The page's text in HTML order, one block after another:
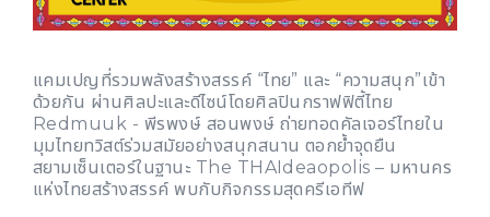
แคมเปญที่รวมพลังสร้างสรรค์ “ไทย” และ “ความสนุก”เข้า
ด้วยกัน ผ่านศิลปะและดีไซน์โดยศิลปินกราฟฟิตี้ไทย
Redmuuk - พีรพงษ์ สอนพงษ์ ถ่ายทอดคัลเจอร์ไทยใน
มุมไทยทวิสต์ร่วมสมัยอย่างสนุกสนาน ตอกย้ำจุดยืน
สยามเซ็นเตอร์ในฐานะ The THAIdeaopolis – มหานคร
แห่งไทยสร้างสรรค์ พบกับกิจกรรมสุดครีเอทีฟ